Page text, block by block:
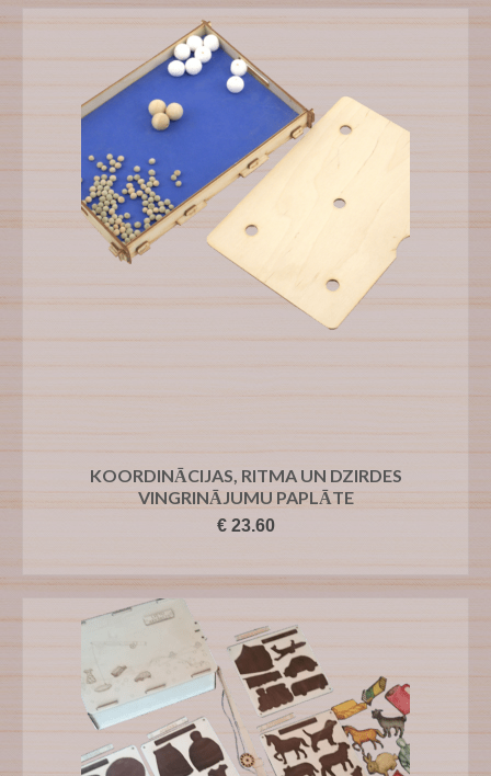
KOORDINĀCIJAS, RITMA UN DZIRDES
VINGRINĀJUMU PAPLĀTE
€23.60